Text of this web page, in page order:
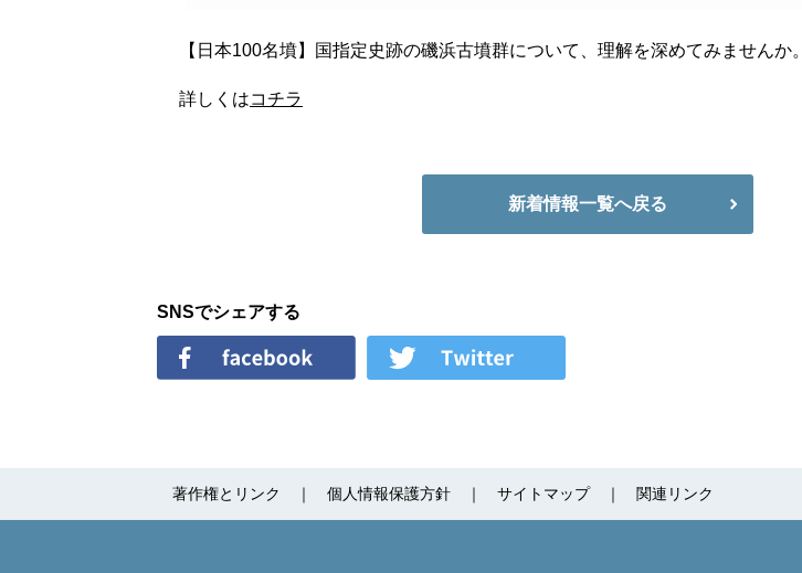
【日本100名墳】国指定史跡の磯浜古墳群について、理解を深めてみませんか。
詳しくはコチラ
新着情報一覧へ戻る
SNSでシェアする
著作権とリンク 個人情報保護方針 サイトマップ 関連リンク